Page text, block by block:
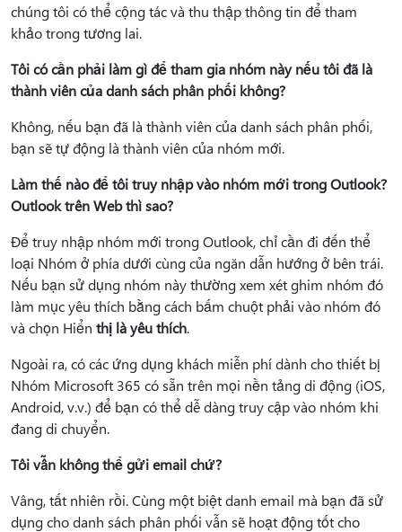
chúng tôi có thể cộng tác và thu thập thông tin để tham
khảo trong tương lai.
Tôi có cần phải làm gì để tham gia nhóm này nếu tôi đã là
thành viên của danh sách phân phối không?
Không, nếu bạn đã là thành viên của danh sách phân phối,
bạn sẽ tự động là thành viên của nhóm mới.
Làm thế nào để tôi truy nhập vào nhóm mới trong Outlook?
Outlook trên Web thì sao?
Để truy nhập nhóm mới trong Outlook, chỉ cần đi đến thể
loại Nhóm ở phía dưới cùng của ngăn dẫn hướng ở bên trái.
Nếu bạn sử dụng nhóm này thường xem xét ghim nhóm đó
làm mục yêu thích bằng cách bấm chuột phải vào nhóm đó
và chọn Hiển thị là yêu thích.
Ngoài ra, có các ứng dụng khách miễn phí dành cho thiết bị
Nhóm Microsoft 365 có sẵn trên mọi nền tảng di động (iOS,
Android, v.v.) để bạn có thể dễ dàng truy cập vào nhóm khi
đang di chuyển.
Tôi vẫn không thể gửi email chứ?
Vâng, tất nhiên rồi. Cùng một biệt danh email mà bạn đã sử
dụng cho danh sách phân phối vẫn sẽ hoạt động tốt cho